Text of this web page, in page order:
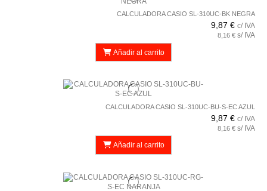
CALCULADORA CASIO SL-310UC-BK NEGRA
9,87 € c/ IVA
8,16 € s/ IVA
Añadir al carrito
CALCULADORA CASIO SL-310UC-BU-S-EC AZUL
9,87 € c/ IVA
8,16 € s/ IVA
Añadir al carrito